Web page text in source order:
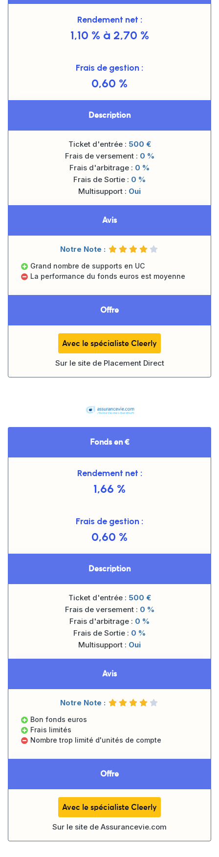
Rendement net :
1,10 % à 2,70 %
Frais de gestion :
0,60 %
Description
Ticket d'entrée : 500 €
Frais de versement : 0 %
Frais d'arbitrage : 0 %
Frais de Sortie : 0 %
Multisupport : Oui
Avis
Notre Note :
Grand nombre de supports en UC
La performance du fonds euros est moyenne
Offre
Avec le spécialiste Cleerly
Sur le site de Placement Direct
Fonds en €
Rendement net :
1,66 %
Frais de gestion :
0,60 %
Description
Ticket d'entrée : 500 €
Frais de versement : 0 %
Frais d'arbitrage : 0 %
Frais de Sortie : 0 %
Multisupport : Oui
Avis
Notre Note :
Bon fonds euros
Frais limités
Nombre trop limité d'unités de compte
Offre
Avec le spécialiste Cleerly
Sur le site de Assurancevie.com